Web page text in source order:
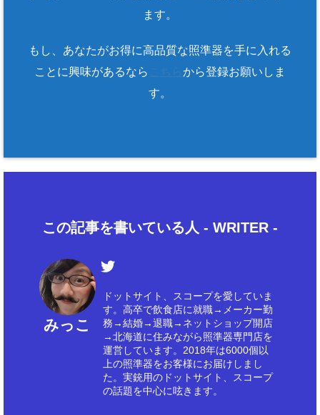
ます。
もし、あなたがお得に高品質な照準器を手に入れる
ことに興味があるなら
から登録お願いしま
す。
この記事を書いている人 - WRITER -
みっこ
ドットサイト、スコープを愛していま
す。高卒で飲食店に就職→メーカー勤
務→結婚→退職→ネットショップ開店
→北海道に住みながら照準器専門店を
運営しています。2018年は6000個以
上の照準器をお客様にお届けしまし
た。実銃用のドットサイト、スコープ
の話題を中心に呟きます。